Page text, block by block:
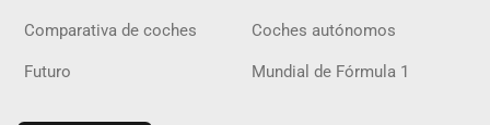
Comparativa de coches Coches autónomos
Futuro Mundial de Fórmula 1